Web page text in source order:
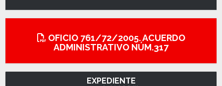
OFICIO 761/72/2005. ACUERDO
ADMINISTRATIVO NÚM.317
EXPEDIENTE